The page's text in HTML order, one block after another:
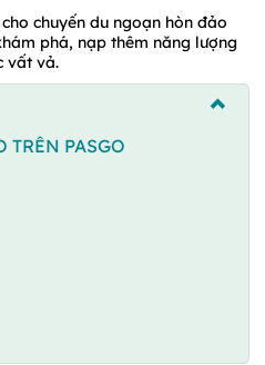
chuyến du ngoạn hòn đảo
phá, nạp thêm năng lượng
vất vả.
TRÊN PASGO